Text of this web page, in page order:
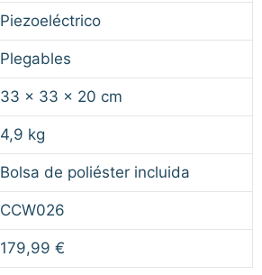
Piezoeléctrico
Plegables
33 x 33 x 20 cm
4,9 kg
Bolsa de poliéster incluida
CCW026
179,99 €